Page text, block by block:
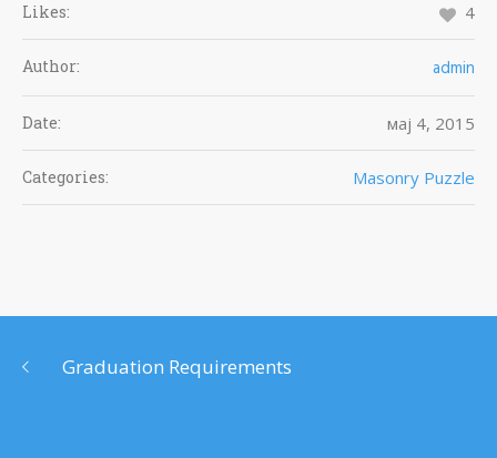
Likes: 4
Author: admin
Date: мај 4, 2015
Categories: Masonry Puzzle
Graduation Requirements